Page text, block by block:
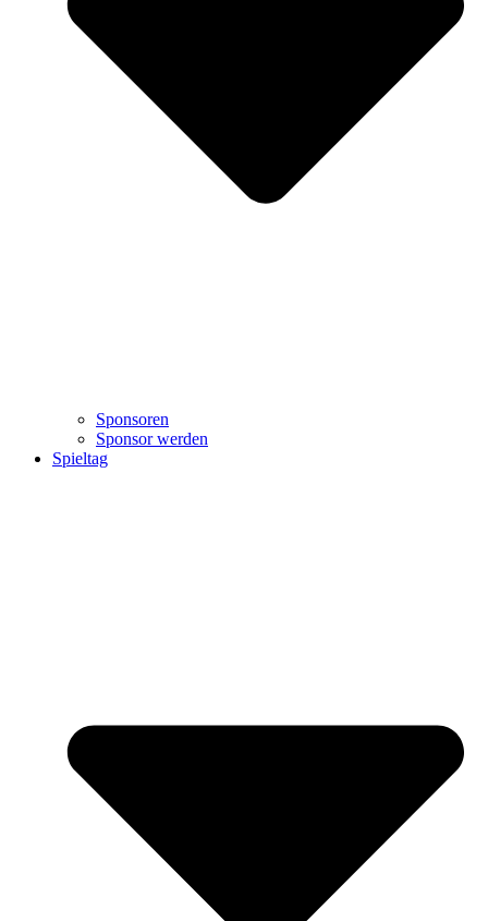
Sponsoren
Sponsor werden
Spieltag